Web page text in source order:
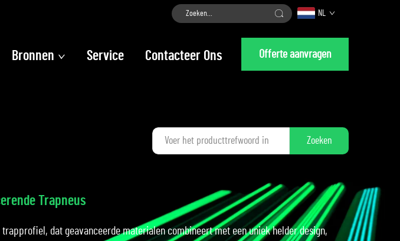
NL
Bronnen Service Contacteer Ons Offerte aanvragen
Zoeken
Trapneus
dat geavanceerde materialen combineert met een uniek helder design,